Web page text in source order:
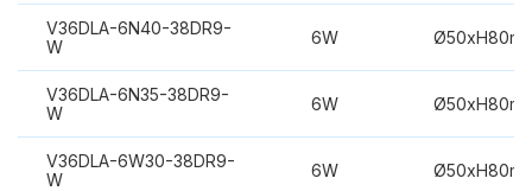
V36DLA-6N40-38DR9-
W
6W
V36DLA-6N35-38DR9-
W
6W
V36DLA-6W30-38DR9-
W
6W